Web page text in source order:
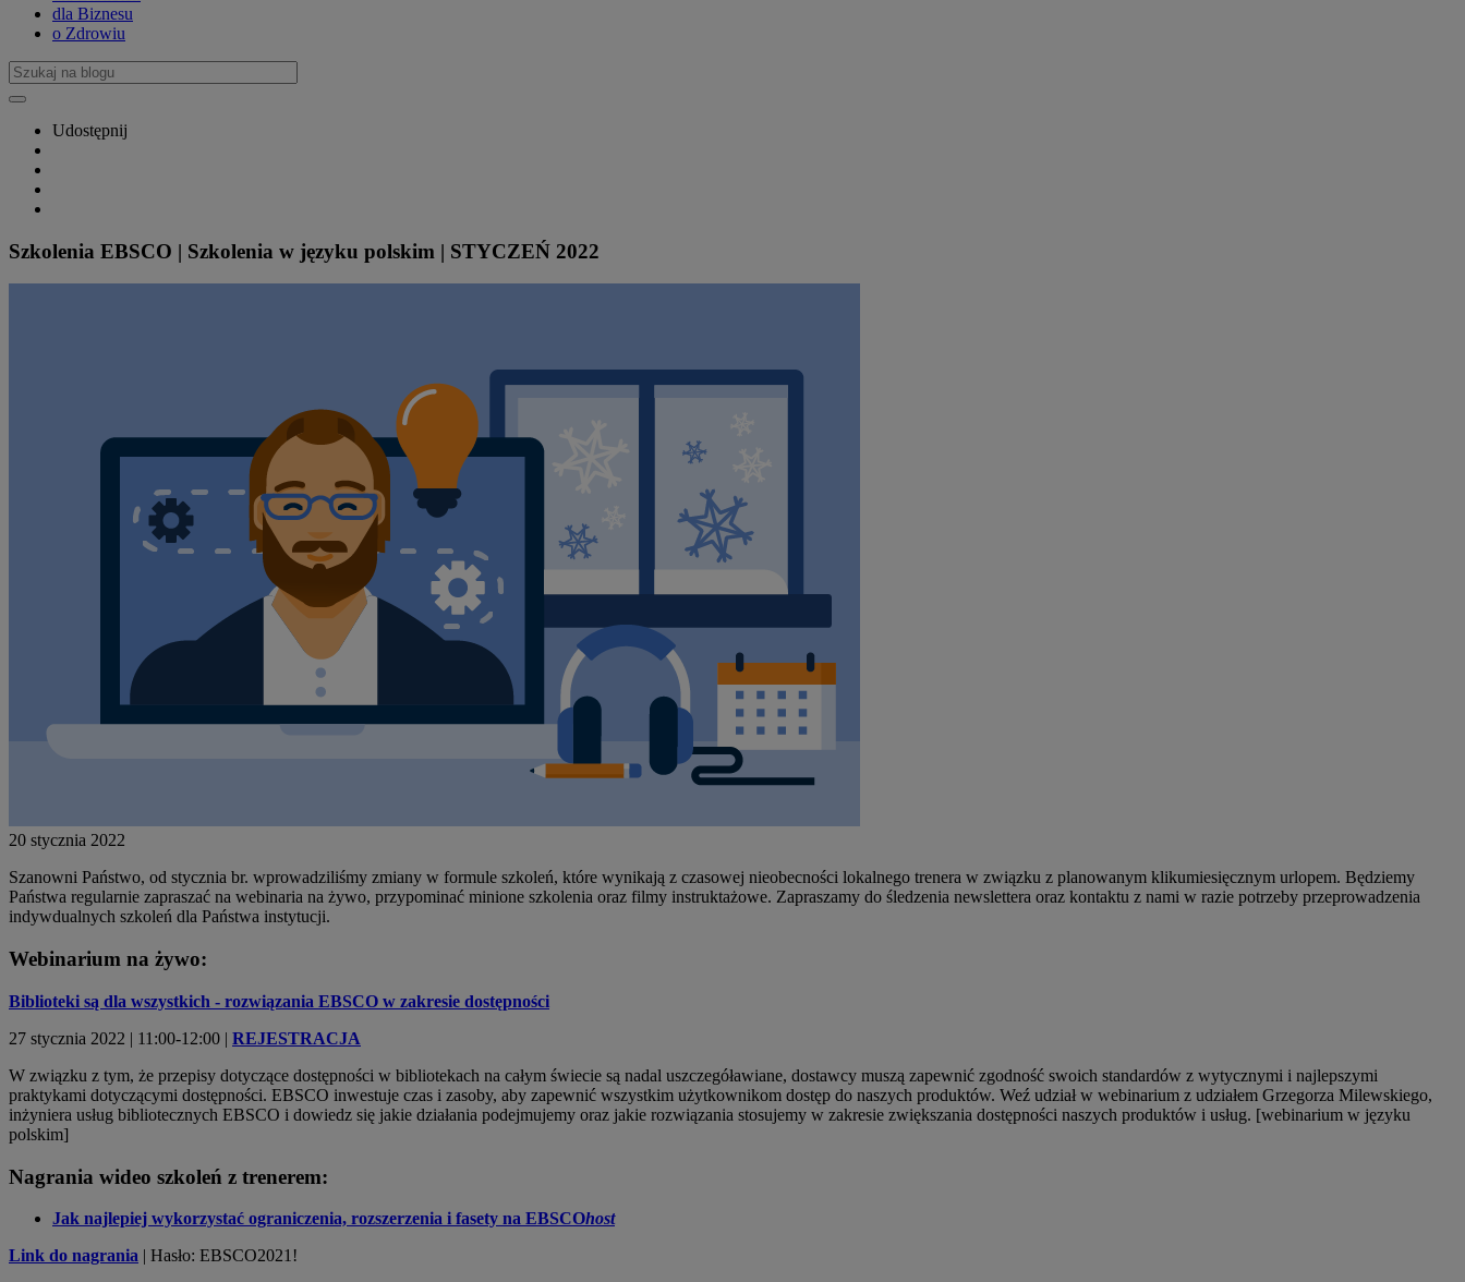
dla Biznesu
o Zdrowiu
Udostępnij
Szkolenia EBSCO | Szkolenia w języku polskim | STYCZEŃ 2022
20 stycznia 2022
Szanowni Państwo, od stycznia br. wprowadziliśmy zmiany w formule szkoleń, które wynikają z czasowej nieobecności lokalnego trenera w związku z planowanym klikumiesięcznym urlopem. Będziemy
Państwa regularnie zapraszać na webinaria na żywo, przypominać minione szkolenia oraz filmy instruktażowe. Zapraszamy do śledzenia newslettera oraz kontaktu z nami w razie potrzeby przeprowadzenia
indywdualnych szkoleń dla Państwa instytucji.
Webinarium na żywo:
Biblioteki są dla wszystkich - rozwiązania EBSCO w zakresie dostępności
27 stycznia 2022 | 11:00-12:00 | REJESTRACJA
W związku z tym, że przepisy dotyczące dostępności w bibliotekach na całym świecie są nadal uszczegóławiane, dostawcy muszą zapewnić zgodność swoich standardów z wytycznymi i najlepszymi
praktykami dotyczącymi dostępności. EBSCO inwestuje czas i zasoby, aby zapewnić wszystkim użytkownikom dostęp do naszych produktów. Weź udział w webinarium z udziałem Grzegorza Milewskiego,
inżyniera usług bibliotecznych EBSCO i dowiedz się jakie działania podejmujemy oraz jakie rozwiązania stosujemy w zakresie zwiększania dostępności naszych produktów i usług. [webinarium w języku
polskim]
Nagrania wideo szkoleń z trenerem:
Jak najlepiej wykorzystać ograniczenia, rozszerzenia i fasety na EBSCOhost
Link do nagrania | Hasło: EBSCO2021!